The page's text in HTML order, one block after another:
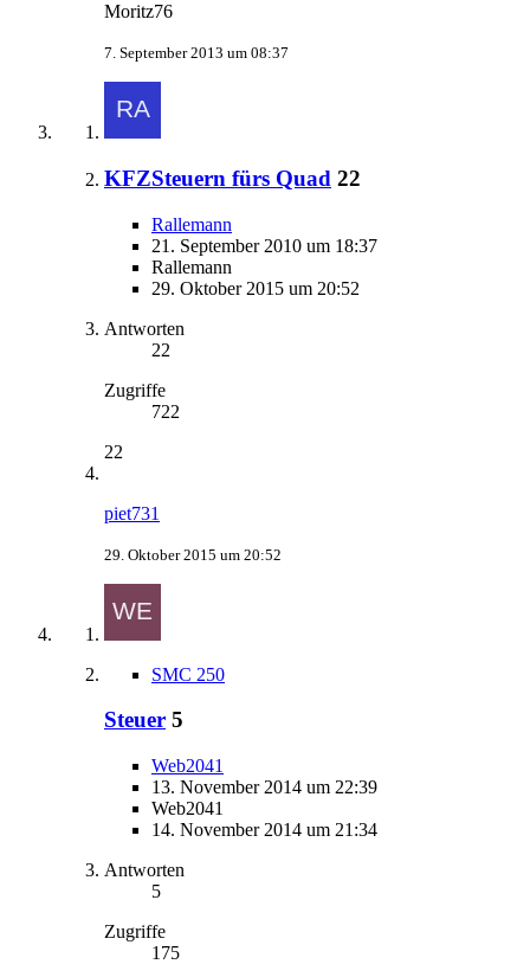
Moritz76
7. September 2013 um 08:37
KFZSteuern fürs Quad 22
Rallemann
21. September 2010 um 18:37
Rallemann
29. Oktober 2015 um 20:52
Antworten
22
Zugriffe
722
22
piet731
29. Oktober 2015 um 20:52
SMC 250
Steuer 5
Web2041
13. November 2014 um 22:39
Web2041
14. November 2014 um 21:34
Antworten
5
Zugriffe
175